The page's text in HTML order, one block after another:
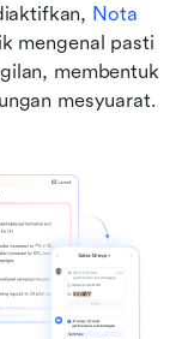
Nota
mengenal pasti
membentuk
mesyuarat.